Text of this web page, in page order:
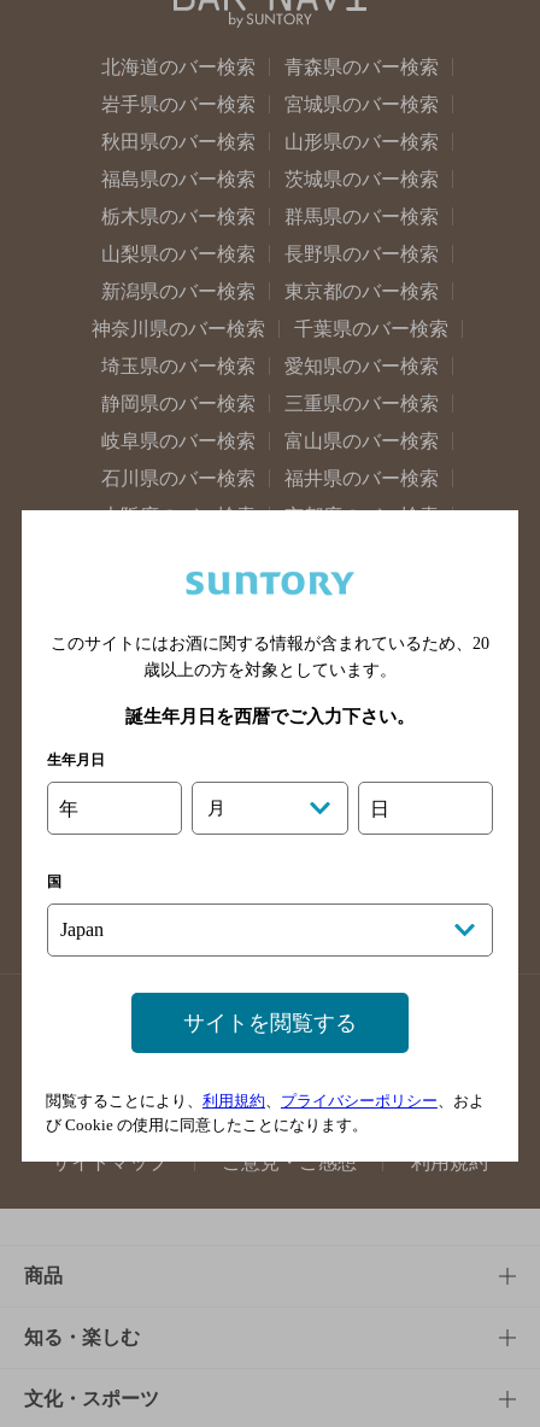
北海道のバー検索
青森県のバー検索
岩手県のバー検索
宮城県のバー検索
秋田県のバー検索
山形県のバー検索
福島県のバー検索
茨城県のバー検索
栃木県のバー検索
群馬県のバー検索
山梨県のバー検索
長野県のバー検索
新潟県のバー検索
東京都のバー検索
神奈川県のバー検索
千葉県のバー検索
埼玉県のバー検索
愛知県のバー検索
静岡県のバー検索
三重県のバー検索
岐阜県のバー検索
富山県のバー検索
石川県のバー検索
福井県のバー検索
大阪府のバー検索
京都府のバー検索
滋賀県のバー検索
和歌山県のバー検索
山口県のバー検索
鳥取県のバー検索
島根県のバー検索
徳島県のバー検索
高知県のバー検索
福岡県のバー検索
長崎県のバー検索
佐賀県のバー検索
店舗登録方法のご案内
店舗情報更新方法のご案内
掲載店舗様ログイン
サイトマップ ご意見・ご感想 利用規約
商品
商品TOP
商品一覧
知る・楽しむ
知る・楽しむTOP
文化・スポーツ
このサイトにはお酒に関する情報が含まれているため、 20
歳以上の方を対象としています。
誕生年月日を西暦でご入力下さい。
生年月日
年 月 日
国
サイトを閲覧する
閲覧することにより、 利用規約 プライバシーポリシー 、およ
び Cookie の使用に同意したことになります。